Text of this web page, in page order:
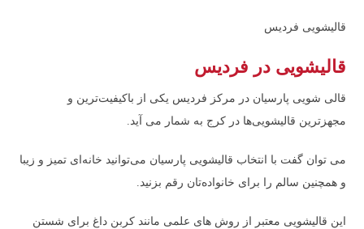
قالیشویی فردیس
قالیشویی در فردیس
قالی شویی پارسیان در مرکز فردیس یکی از باکیفیت‌ترین و
مجهزترین قالیشویی‌ها در کرج به شمار می آید.
می توان گفت با انتخاب قالیشویی پارسیان می‌توانید خانه‌ای تمیز و زیبا
و همچنین سالم را برای خانواده‌تان رقم بزنید.
این قالیشویی معتبر از روش های علمی مانند کربن داغ برای شستن